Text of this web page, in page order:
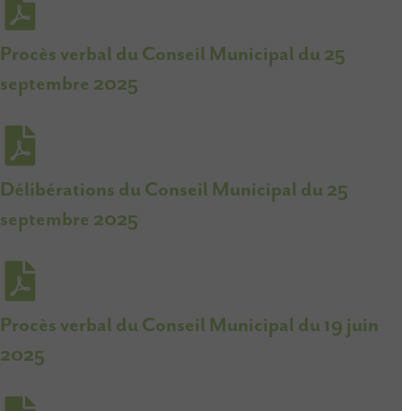
Procès verbal du Conseil Municipal du 25
septembre 2025
Délibérations du Conseil Municipal du 25
septembre 2025
Procès verbal du Conseil Municipal du 19 juin
2025